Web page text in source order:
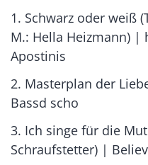
1. Schwarz oder weiß
M.: Hella Heizmann) |
Apostinis
2. Masterplan der
Bassd scho
3. Ich singe für die
Schraufstetter) |